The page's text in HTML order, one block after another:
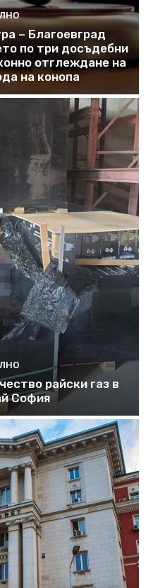
– Благоевград
по три досъдебни
отглеждане на
на конопа
райски газ в
София